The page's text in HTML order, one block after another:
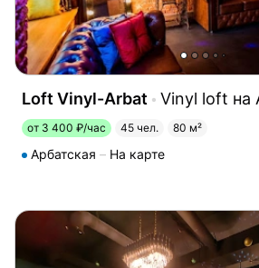
Loft Vinyl-Arbat Vinyl loft на
от 3 400 ₽/час 45 чел. 80 м²
Арбатская На карте